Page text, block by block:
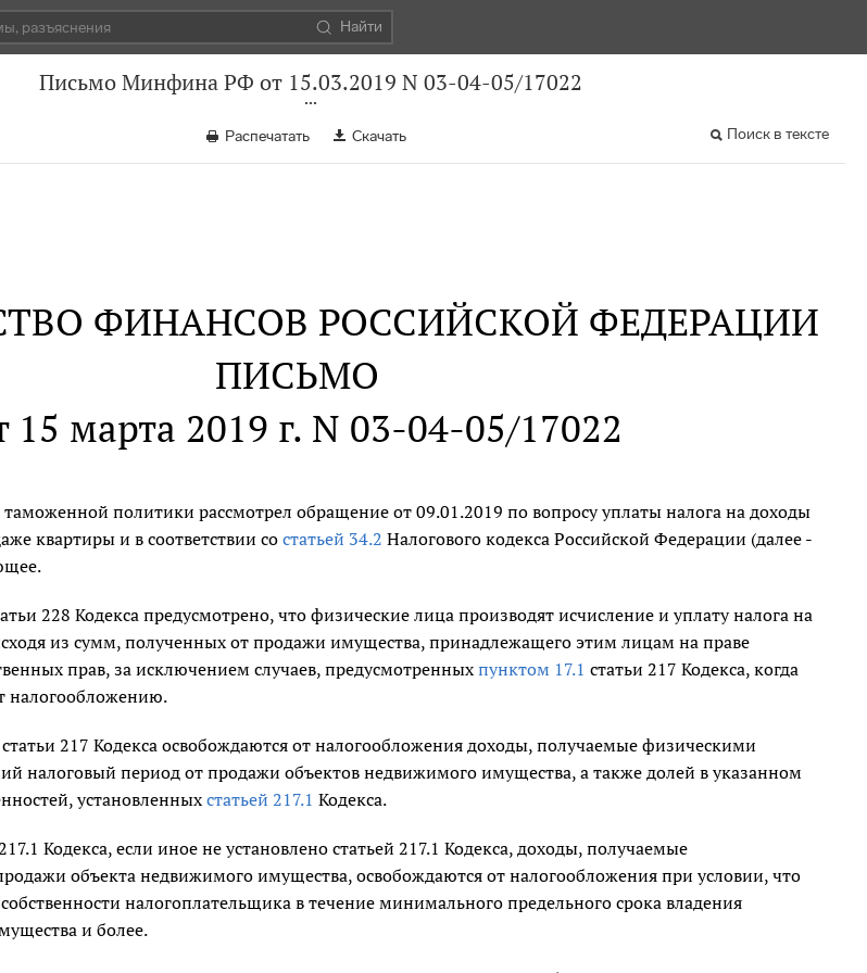
Найти
Письмо Минфина РФ от 15.03.2019 N 03-04-05/17022
Распечатать Скачать Поиск в тексте
ФИНАНСОВ РОССИЙСКОЙ ФЕДЕРАЦИИ
ПИСЬМО
15 марта 2019 г. N 03-04-05/17022
политики рассмотрел обращение от 09.01.2019 по вопросу уплаты налога на доходы
квартиры и в соответствии со статьей 34.2 Налогового кодекса Российской Федерации (далее -
228 Кодекса предусмотрено, что физические лица производят исчисление и уплату налога на
из сумм, полученных от продажи имущества, принадлежащего этим лицам на праве
прав, за исключением случаев, предусмотренных пунктом 17.1 статьи 217 Кодекса, когда
налогообложению.
статьи 217 Кодекса освобождаются от налогообложения доходы, получаемые физическими
налоговый период от продажи объектов недвижимого имущества, а также долей в указанном
установленных статьей 217.1 Кодекса.
Кодекса, если иное не установлено статьей 217.1 Кодекса, доходы, получаемые
объекта недвижимого имущества, освобождаются от налогообложения при условии, что
налогоплательщика в течение минимального предельного срока владения
и более.